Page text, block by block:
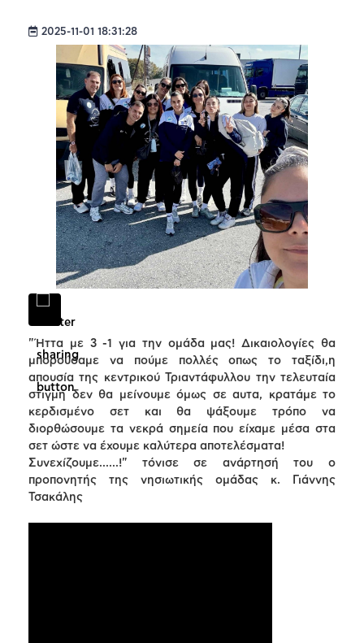
2025-11-01 18:31:28
"Ήττα με 3 -1 για την ομάδα μας! Δικαιολογίες θα
μπορούσαμε να πούμε πολλές οπως το ταξίδι,η
απουσία της κεντρικού Τριαντάφυλλου την τελευταία
στιγμή δεν θα μείνουμε όμως σε αυτα, κρατάμε το
κερδισμένο σετ και θα ψάξουμε τρόπο να
διορθώσουμε τα νεκρά σημεία που είχαμε μέσα στα
σετ ώστε να έχουμε καλύτερα αποτελέσματα!
Συνεχίζουμε......!" τόνισε σε ανάρτησή του ο
προπονητής της νησιωτικής ομάδας κ. Γιάννης
Τσακάλης